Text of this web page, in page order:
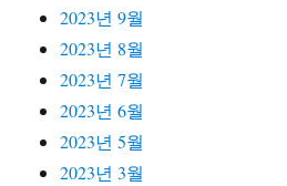
2023년 9월
2023년 8월
2023년 7월
2023년 6월
2023년 5월
2023년 3월